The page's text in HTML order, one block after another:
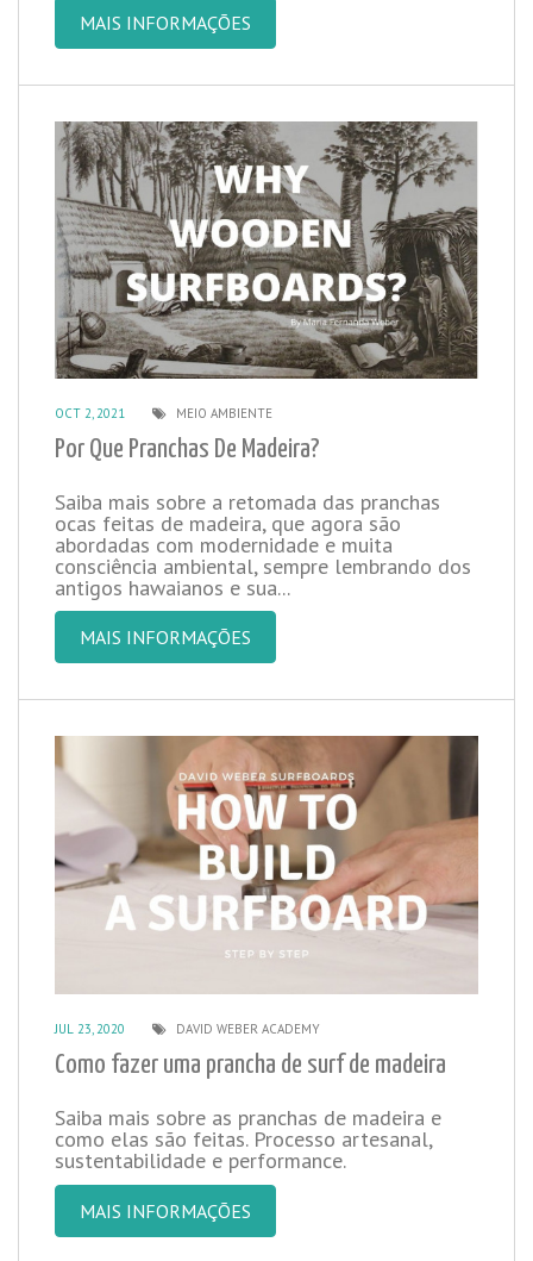
MAIS INFORMAÇÕES
OCT 2, 2021 MEIO AMBIENTE
Por Que Pranchas De Madeira?
Saiba mais sobre a retomada das pranchas
ocas feitas de madeira, que agora são
abordadas com modernidade e muita
consciência ambiental, sempre lembrando dos
antigos hawaianos e sua...
MAIS INFORMAÇÕES
JUL 23, 2020 DAVID WEBER ACADEMY
Como fazer uma prancha de surf de madeira
Saiba mais sobre as pranchas de madeira e
como elas são feitas. Processo artesanal,
sustentabilidade e performance.
MAIS INFORMAÇÕES